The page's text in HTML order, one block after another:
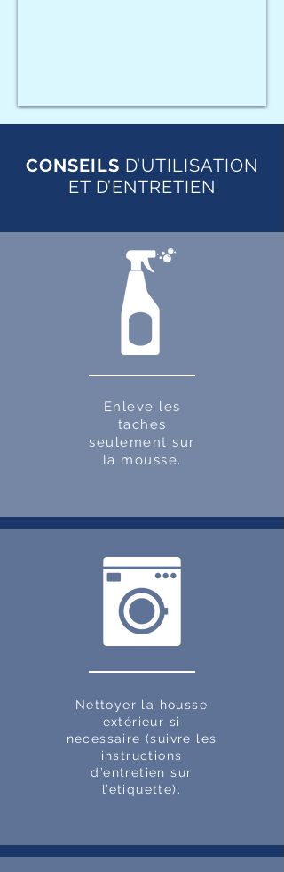
CONSEILS D’UTILISATION
ET D’ENTRETIEN
Enleve les
taches
seulement sur
la mousse.
Nettoyer la housse
extérieur si
necessaire (suivre les
instructions
d’entretien sur
l’etiquette).